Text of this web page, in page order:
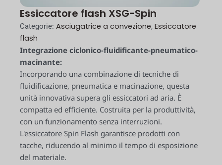
Essiccatore flash XSG-Spin
Categorie: Asciugatrice a convezione, Essiccatore
flash
Integrazione ciclonico-fluidificante-pneumatico-
macinante:
Incorporando una combinazione di tecniche di
fluidificazione, pneumatica e macinazione, questa
unità innovativa supera gli essiccatori ad aria. È
compatta ed efficiente. Costruita per la produttività,
con un funzionamento senza interruzioni.
L'essiccatore Spin Flash garantisce prodotti con
tacche, riducendo al minimo il tempo di esposizione
del materiale.